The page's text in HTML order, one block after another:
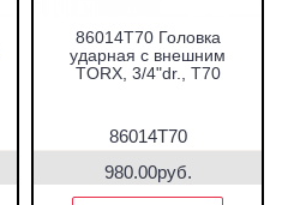
86014T70 Головка
ударная с внешним
TORX, 3/4"dr., T70
86014T70
980.00руб.